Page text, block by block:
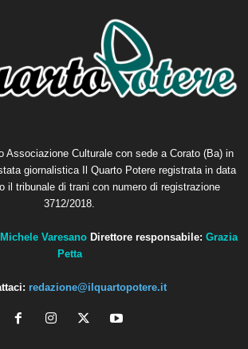
Associazione Culturale con sede a Corato (Ba) in
giornalistica Il Quarto Potere registrata in data
il tribunale di trani con numero di registrazione
3712/2018.
Michele Varesano Direttore responsabile: Grazia
Petta
redazione@ilquartopotere.it